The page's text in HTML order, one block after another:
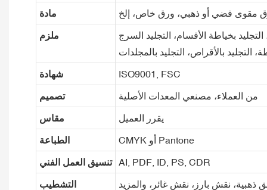
مادة
ملزم
بخياطة الأقسام، التجليد السرج
التجليد بالأقراص، التجليد بالمجلدات
شهادة ISO9001, FSC
تصميم من العملاء، مصنعي المعدات الأصلية
مقاس يقرر العميل
الطباعة CMYK أو Pantone
تنسيق العمل الفني AI, PDF, ID, PS, CDR
التشطيب ذهبية، نقش بارز، نقش غائر، والمزيد